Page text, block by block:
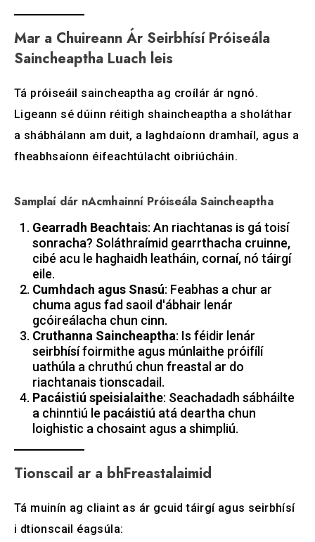
Mar a Chuireann Ár Seirbhísí Próiseála
Saincheaptha Luach leis
Tá próiseáil saincheaptha ag croílár ár ngnó.
Ligeann sé dúinn réitigh shaincheaptha a sholáthar
a shábhálann am duit, a laghdaíonn dramhaíl, agus a
fheabhsaíonn éifeachtúlacht oibriúcháin.
Samplaí dár nAcmhainní Próiseála Saincheaptha
Gearradh Beachtais: An riachtanas is gá toisí
sonracha? Soláthraímid gearrthacha cruinne,
cibé acu le haghaidh leatháin, cornaí, nó táirgí
eile.
Cumhdach agus Snasú: Feabhas a chur ar
chuma agus fad saoil d'ábhair lenár
gcóireálacha chun cinn.
Cruthanna Saincheaptha: Is féidir lenár
seirbhísí foirmithe agus múnlaithe próifílí
uathúla a chruthú chun freastal ar do
riachtanais tionscadail.
Pacáistiú speisialaithe: Seachadadh sábháilte
a chinntiú le pacáistiú atá deartha chun
loighistic a chosaint agus a shimpliú.
Tionscail ar a bhFreastalaimid
Tá muinín ag cliaint as ár gcuid táirgí agus seirbhísí
i dtionscail éagsúla: